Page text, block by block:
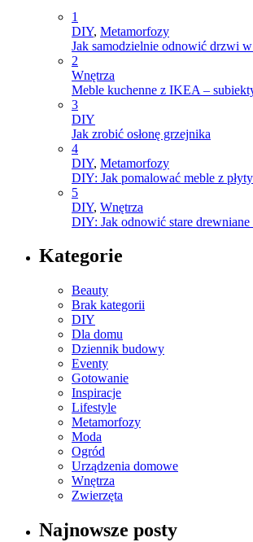
1
DIY, Metamorfozy
Jak samodzielnie odnowić drzwi
2
Wnętrza
Meble kuchenne z IKEA –
3
DIY
Jak zrobić osłonę grzejnika
4
DIY, Metamorfozy
DIY: Jak pomalować meble z
5
DIY, Wnętrza
DIY: Jak odnowić stare drewniane
Kategorie
Beauty
Brak kategorii
DIY
Dla domu
Dziennik budowy
Eventy
Gotowanie
Inspiracje
Lifestyle
Metamorfozy
Moda
Ogród
Urządzenia domowe
Wnętrza
Zwierzęta
Najnowsze posty